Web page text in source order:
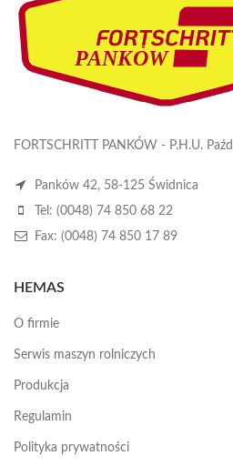
FORTSCHRITT PANKÓW - P.H.U.
Panków 42, 58-125 Świdnica
Tel: (0048) 74 850 68 22
Fax: (0048) 74 850 17 89
HEMAS
O firmie
Serwis maszyn rolniczych
Produkcja
Regulamin
Polityka prywatności